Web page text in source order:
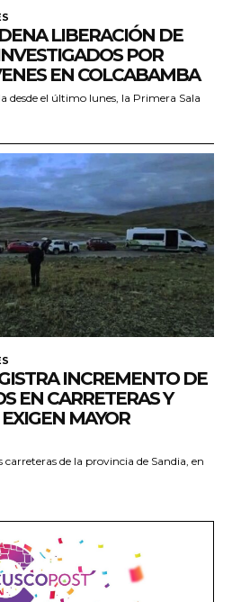
LIBERACIÓN DE
POR
EN COLCABAMBA
desde el último lunes, la Primera Sala
INCREMENTO DE
EN CARRETERAS Y
MAYOR
carreteras de la provincia de Sandia, en